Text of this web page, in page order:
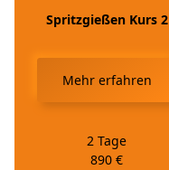
Spritzgießen Kurs 2
Mehr erfahren
2 Tage
890 €